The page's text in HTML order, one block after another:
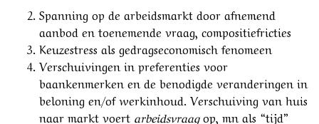
Spanning op de arbeidsmarkt door afnemend
aanbod en toenemende vraag, compositiefricties
Keuzestress als gedragseconomisch fenomeen
Verschuivingen in preferenties voor
baankenmerken en de benodigde veranderingen in
beloning en/of werkinhoud. Verschuiving van huis
naar markt voert arbeidsvraagop, mn als “tijd”